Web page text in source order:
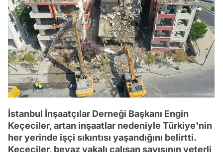
İstanbul İnşaatçılar Derneği Başkanı Engin
Keçeciler, artan inşaatlar nedeniyle Türkiye'nin
her yerinde işçi sıkıntısı yaşandığını belirtti.
Keçeciler, beyaz yakalı çalışan sayısının yeterli